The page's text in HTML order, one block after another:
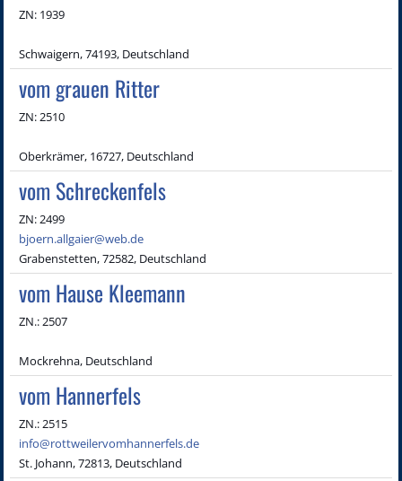
ZN: 1939
Schwaigern, 74193, Deutschland
vom grauen Ritter
ZN: 2510
Oberkrämer, 16727, Deutschland
vom Schreckenfels
ZN: 2499
bjoern.allgaier@web.de
Grabenstetten, 72582, Deutschland
vom Hause Kleemann
ZN.: 2507
Mockrehna, Deutschland
vom Hannerfels
ZN.: 2515
info@rottweilervomhannerfels.de
St. Johann, 72813, Deutschland